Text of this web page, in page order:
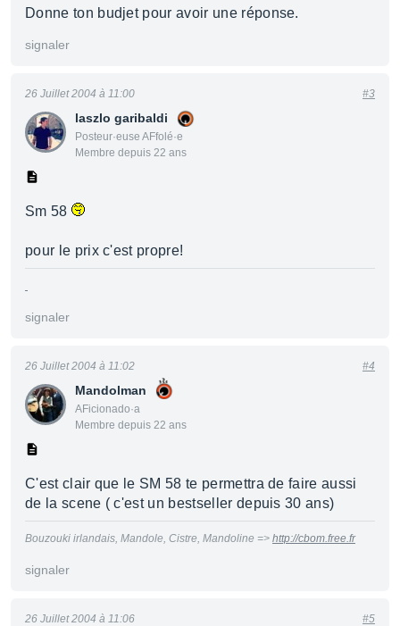
Donne ton budjet pour avoir une réponse.
signaler
laszlo garibaldi
Posteur·euse AFfolé·e
Membre depuis 22 ans
26 Juillet 2004 à 11:00 #3
Sm 58
pour le prix c'est propre!
signaler
Mandolman
AFicionado·a
Membre depuis 22 ans
26 Juillet 2004 à 11:02 #4
C'est clair que le SM 58 te permettra de faire aussi
de la scene ( c'est un bestseller depuis 30 ans)
Bouzouki irlandais, Mandole, Cistre, Mandoline => http://cbom.free.fr
signaler
26 Juillet 2004 à 11:06 #5